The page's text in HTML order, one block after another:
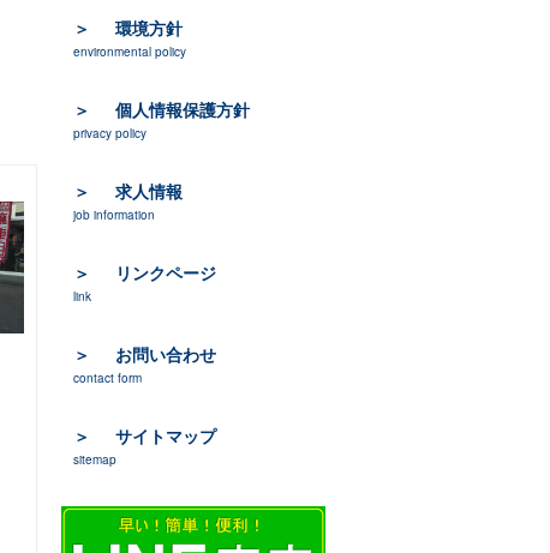
環境方針
environmental policy
個人情報保護方針
privacy policy
求人情報
job information
リンクページ
link
お問い合わせ
contact form
サイトマップ
sitemap